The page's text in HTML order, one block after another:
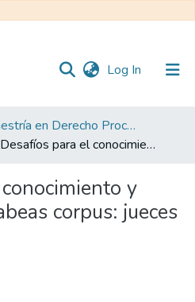
Log In (current)
Maestría en Derecho Procesal
Desafíos para el conocimiento y resolución del habeas corpus: jueces especializados.
y
corpus: jueces